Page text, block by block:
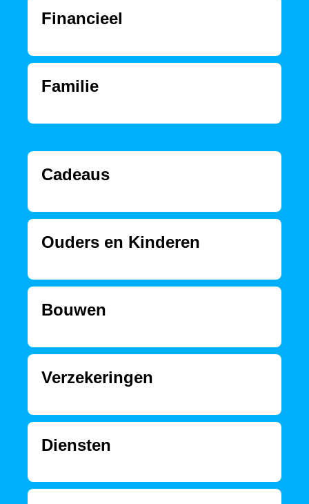
Financieel
Familie
Cadeaus
Ouders en Kinderen
Bouwen
Verzekeringen
Diensten